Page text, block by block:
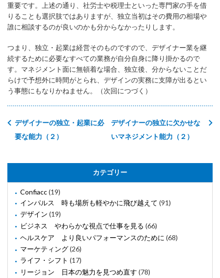
重要です。上述の通り、社労士や税理士といった専門家の手を借
りることも選択肢ではありますが、独立当初はその費用の相場や
誰に相談するのが良いのかも分からなかったりします。
つまり、独立・起業は経営そのものですので、デザイナー業を継
続するために必要なすべての業務が自分自身に降り掛かるので
す。マネジメント面に無頓着な場合、独立後、分からないことだ
らけで予想外に時間がとられ、デザインの実務に支障が出るとい
う事態にもなりかねません。（次回につづく）
デザイナーの独立に欠かせな
いマネジメント能力（２）
デザイナーの独立・起業に必
要な能力（２）
カテゴリー
Confiacc(19)
インパルス 時も場所も軽やかに飛び越えて (91)
デザイン (19)
ビジネス やわらかな視点で仕事を見る (66)
ヘルスケア より良いパフォーマンスのために (68)
マーケティング(26)
ライフ・シフト (17)
リージョン 日本の魅力を見つめ直す (78)